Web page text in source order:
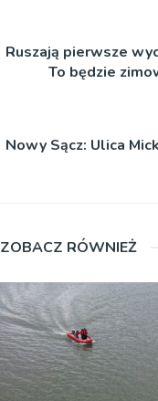
Ruszają pierwsze
To będzie
Nowy Sącz: Ulica
ZOBACZ RÓWNIEŻ